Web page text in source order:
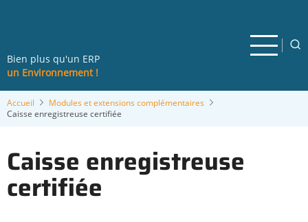
Bien plus qu'un ERP
un Environnement !
Accueil
Modules et extensions complémentaires
Caisse enregistreuse certifiée
Caisse enregistreuse
certifiée